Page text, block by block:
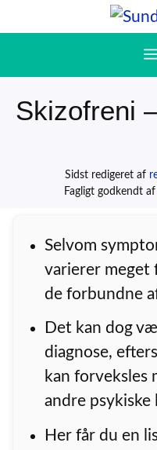
til
Skizofreni
Sidst redigeret af
Fagligt godkendt af
Selvom
varierer meget
de forbundne
Det kan dog
diagnose,
kan forveksles
andre psykiske
Her får du en